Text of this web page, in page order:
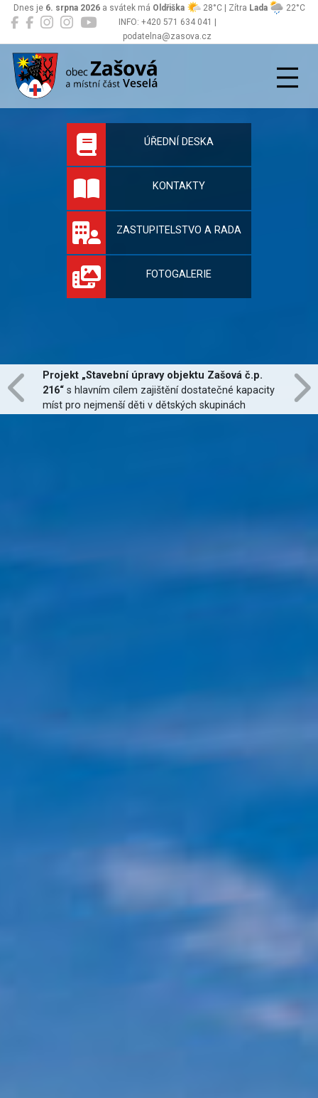
INFO: +420 571 634 041 |
podatelna@zasova.cz
Dnes je 6. srpna 2026a svátek má Oldřiška 28°C | Zítra Lada 22°C
Zašová
Oficiální stránky
ÚŘEDNÍ DESKA
KONTAKTY
ZASTUPITELSTVO A RADA
FOTOGALERIE
Projekt „Stavební úpravy objektu Zašová č.p.
216“ s hlavním cílem zajištění dostatečné kapacity
míst pro nejmenší děti v dětských skupinách